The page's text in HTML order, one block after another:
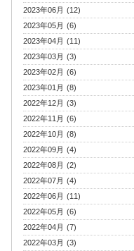
2023年06月 (12)
2023年05月 (6)
2023年04月 (11)
2023年03月 (3)
2023年02月 (6)
2023年01月 (8)
2022年12月 (3)
2022年11月 (6)
2022年10月 (8)
2022年09月 (4)
2022年08月 (2)
2022年07月 (4)
2022年06月 (11)
2022年05月 (6)
2022年04月 (7)
2022年03月 (3)